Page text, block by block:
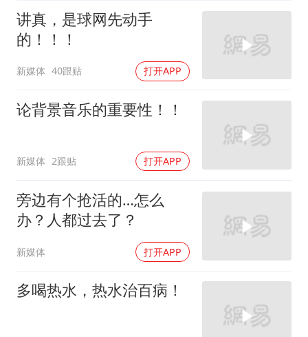
讲真，是球网先动手
的！！！
新媒体 40跟贴 打开APP
论背景音乐的重要性！！
新媒体 2跟贴 打开APP
旁边有个抢活的…怎么
办？人都过去了？
新媒体 打开APP
多喝热水，热水治百病！